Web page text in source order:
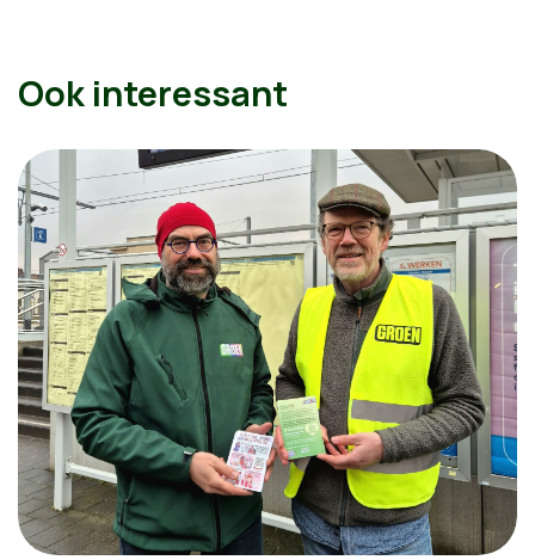
Ook interessant